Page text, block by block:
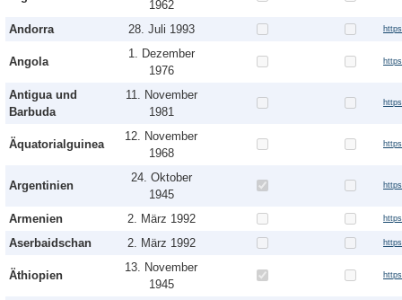
1962
Andorra 28. Juli 1993
Angola
1. Dezember
1976
Antigua und
Barbuda
11. November
1981
Äquatorialguinea
12. November
1968
Argentinien
24. Oktober
1945
Armenien 2. März 1992
Aserbaidschan 2. März 1992
Äthiopien
13. November
1945